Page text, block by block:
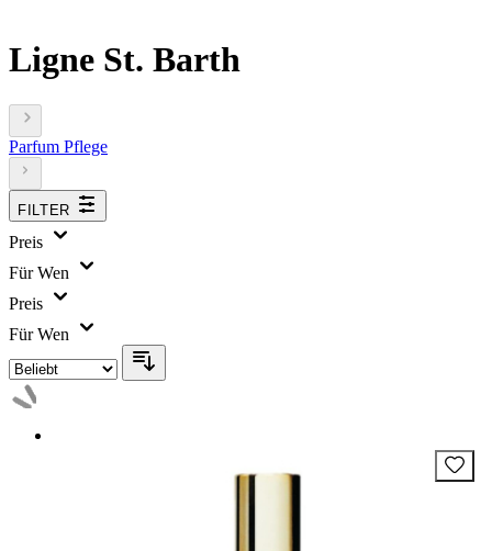
Ligne St. Barth
Parfum Pflege
FILTER
Preis
Für Wen
Preis
Für Wen